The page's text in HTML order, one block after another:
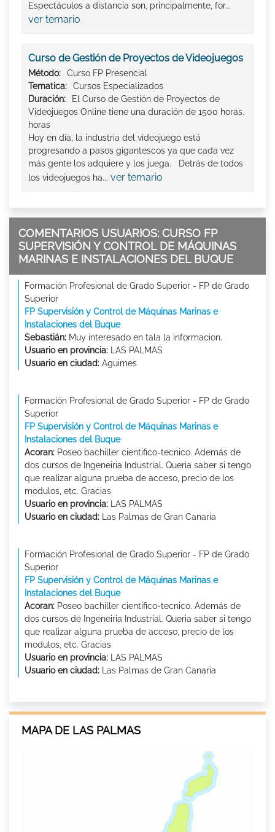
Espectáculos a distancia son, principalmente, for...
ver temario
Curso de Gestión de Proyectos de Videojuegos
Método:
Curso FP Presencial
Tematica:
Cursos Especializados
Duración:
El Curso de Gestión de Proyectos de
Videojuegos Online tiene una duración de 1500 horas.
horas
Hoy en día, la industria del videojuego está
progresando a pasos gigantescos ya que cada vez
más gente los adquiere y los juega. Detrás de todos
los videojuegos ha... ver temario
COMENTARIOS USUARIOS: CURSO FP
SUPERVISIÓN Y CONTROL DE MÁQUINAS
MARINAS E INSTALACIONES DEL BUQUE
Formación Profesional de Grado Superior - FP de Grado
Superior
FP Supervisión y Control de Máquinas Marinas e
Instalaciones del Buque
Sebastián: Muy interesado en tala la informacion.
Usuario en provincia: LAS PALMAS
Usuario en ciudad: Aguimes
Formación Profesional de Grado Superior - FP de Grado
Superior
FP Supervisión y Control de Máquinas Marinas e
Instalaciones del Buque
Acoran: Poseo bachiller cientifico-tecnico. Además de
dos cursos de Ingeneiria Industrial. Queria saber si tengo
que realizar alguna prueba de acceso, precio de los
modulos, etc. Gracias
Usuario en provincia: LAS PALMAS
Usuario en ciudad: Las Palmas de Gran Canaria
Formación Profesional de Grado Superior - FP de Grado
Superior
FP Supervisión y Control de Máquinas Marinas e
Instalaciones del Buque
Acoran: Poseo bachiller cientifico-tecnico. Además de
dos cursos de Ingeneiria Industrial. Queria saber si tengo
que realizar alguna prueba de acceso, precio de los
modulos, etc. Gracias
Usuario en provincia: LAS PALMAS
Usuario en ciudad: Las Palmas de Gran Canaria
MAPA DE LAS PALMAS